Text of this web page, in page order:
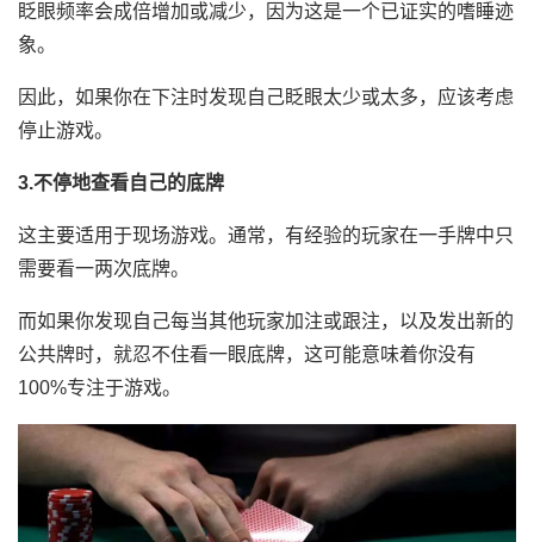
眨眼频率会成倍增加或减少，因为这是一个已证实的嗜睡迹
象。
因此，如果你在下注时发现自己眨眼太少或太多，应该考虑
停止游戏。
3.不停地查看自己的底牌
这主要适用于现场游戏。通常，有经验的玩家在一手牌中只
需要看一两次底牌。
而如果你发现自己每当其他玩家加注或跟注，以及发出新的
公共牌时，就忍不住看一眼底牌，这可能意味着你没有
100%专注于游戏。